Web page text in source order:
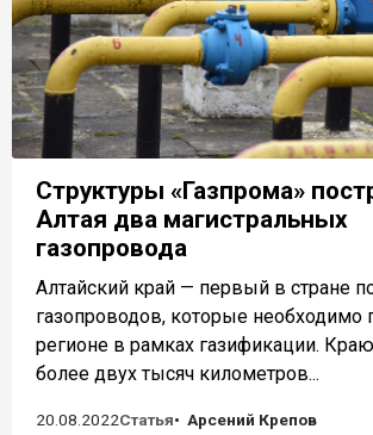
Структуры «Газпрома»
Алтая два магистральных
газопровода
Алтайский край — первый в стране
газопроводов, которые необходимо
регионе в рамках газификации.
более двух тысяч километров...
20.08.2022Статья Арсений Крепов